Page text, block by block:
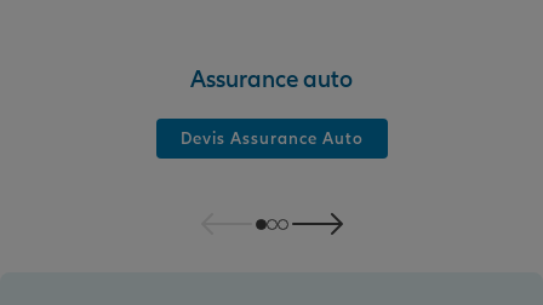
Assurance auto
Devis Assurance Auto